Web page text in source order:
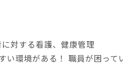
対する看護、健康管理
環境がある！ 職員が困って